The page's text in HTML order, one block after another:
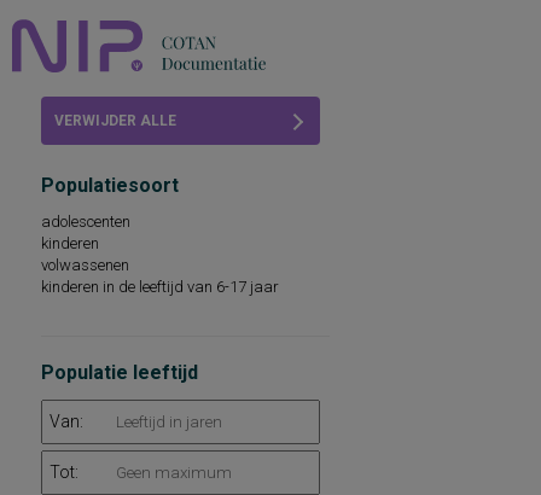
FAQ
VERWIJDER ALLE
Populatiesoort
adolescenten
kinderen
volwassenen
kinderen in de leeftijd van 6-17 jaar
Populatie leeftijd
Van:
Tot: